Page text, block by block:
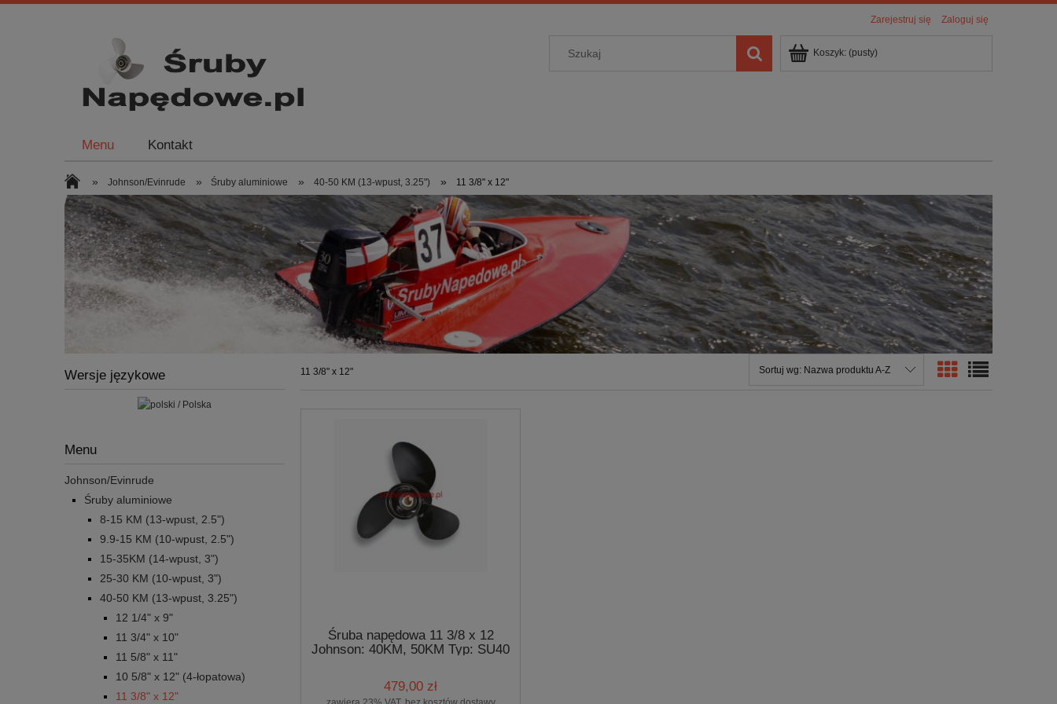
Zarejestruj się Zaloguj się
Koszyk: (pusty)
Menu Kontakt
» Johnson/Evinrude » Śruby aluminiowe » 40-50 KM (13-wpust, 3.25") » 11 3/8" x 12"
Wersje językowe
Menu
Johnson/Evinrude
Śruby aluminiowe
8-15 KM (13-wpust, 2.5")
9.9-15 KM (10-wpust, 2.5")
15-35KM (14-wpust, 3")
25-30 KM (10-wpust, 3")
40-50 KM (13-wpust, 3.25")
12 1/4" x 9"
11 3/4" x 10"
11 5/8" x 11"
10 5/8" x 12" (4-łopatowa)
11 3/8" x 12"
11 3/8" x 12" Sortuj wg: Nazwa produktu A-Z
Śruba napędowa 11 3/8 x 12
Johnson: 40KM, 50KM Typ: SU40
479,00 zł